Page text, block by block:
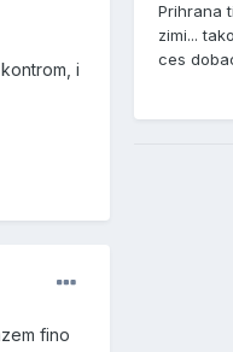
i
fino
Prihrana
zimi...
ces